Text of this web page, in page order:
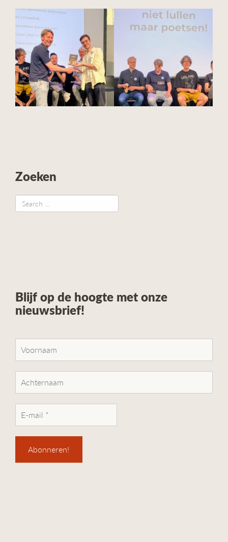
Zoeken
Blijf op de hoogte met onze
nieuwsbrief!